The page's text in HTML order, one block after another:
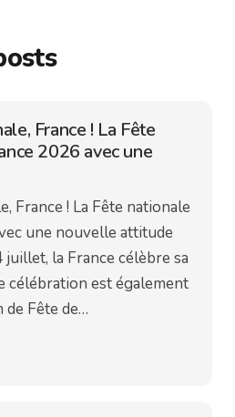
France ! La Fête
2026 avec une
France ! La Fête nationale
une nouvelle attitude
juillet, la France célèbre sa
célébration est également
de Fête de…